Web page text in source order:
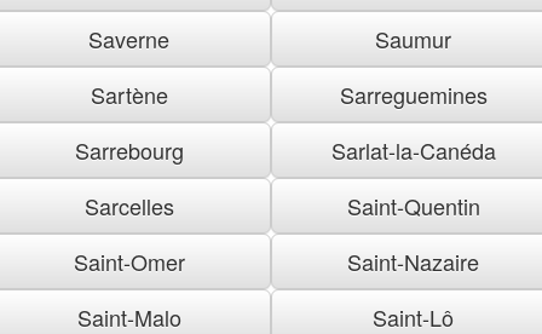
Saverne
Saumur
Sartène
Sarreguemines
Sarrebourg
Sarlat-la-Canéda
Sarcelles
Saint-Quentin
Saint-Omer
Saint-Nazaire
Saint-Malo
Saint-Lô